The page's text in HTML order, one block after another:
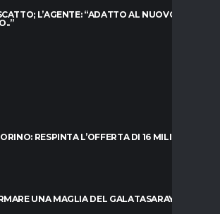
L’AGENTE: “ADATTO AL NUOVO
RESPINTA L’OFFERTA DI 16 MILIONI DAL
UNA MAGLIA DEL GALATASARAY: “FAI